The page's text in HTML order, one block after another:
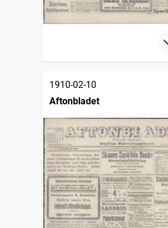
1910-02-10
Aftonbladet